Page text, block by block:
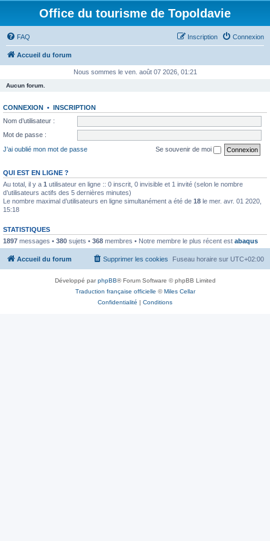
Office du tourisme de Topoldavie
FAQ Connexion
Inscription
Accueil du forum
Nous sommes le ven. août 07 2026, 01:21
Aucun forum.
CONNEXION • INSCRIPTION
Nom d’utilisateur :
Mot de passe :
J’ai oublié mon mot de passe
Se souvenir de moi
QUI EST EN LIGNE ?
Au total, il y a 1 utilisateur en ligne :: 0 inscrit, 0 invisible et 1 invité (selon le nombre
d’utilisateurs actifs des 5 dernières minutes)
Le nombre maximal d’utilisateurs en ligne simultanément a été de 18 le mer. avr. 01 2020,
15:18
STATISTIQUES
1897 messages • 380 sujets • 368 membres • Notre membre le plus récent est abaqus
Accueil du forum Fuseau horaire sur UTC+02:00
Supprimer les cookies
Développé parphpBB® Forum Software © phpBB Limited
Traduction française officielle ©Miles Cellar
Confidentialité | Conditions